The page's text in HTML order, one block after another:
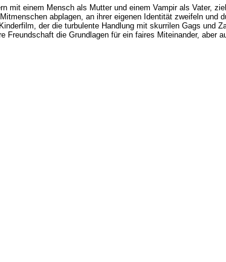
mit einem Mensch als Mutter und einem Vampir als Vater,
abplagen, an ihrer eigenen Identität zweifeln und
der die turbulente Handlung mit skurrilen Gags und
Freundschaft die Grundlagen für ein faires Miteinander, aber